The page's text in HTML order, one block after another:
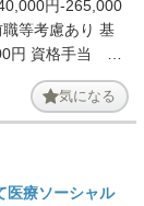
円-265,000
等考慮あり 基
円 資格手当
気になる
医療ソーシャル